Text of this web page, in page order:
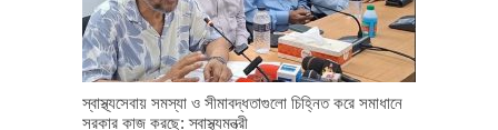
স্বাস্থ্যসেবায় সমস্যা ও সীমাবদ্ধতাগুলো চিহ্নিত করে সমাধানে
সরকার কাজ করছে: স্বাস্থ্যমন্ত্রী